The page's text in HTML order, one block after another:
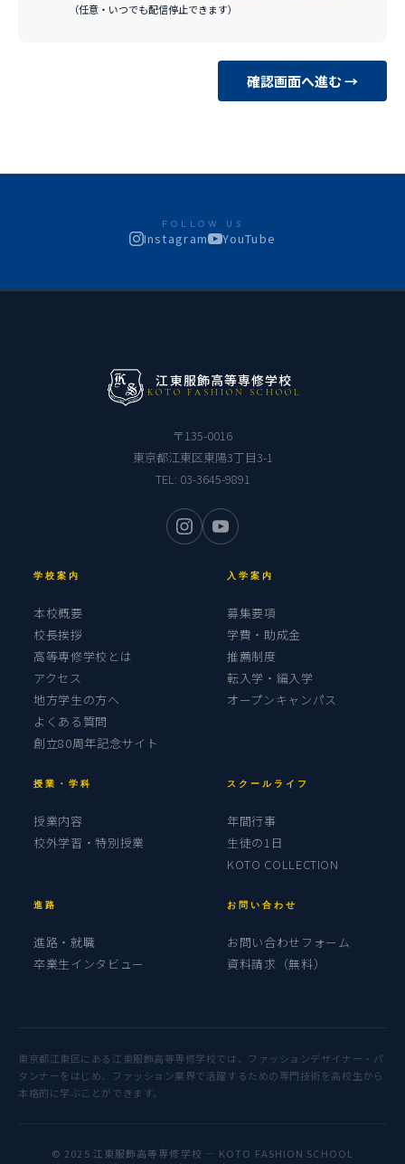
（任意・いつでも配信停止できます）
確認画面へ進む →
FOLLOW US
Instagram YouTube
江東服飾高等専修学校
KOTO FASHION SCHOOL
〒135-0016
東京都江東区東陽3丁目3-1
TEL: 03-3645-9891
学校案内
本校概要
校長挨拶
高等専修学校とは
アクセス
地方学生の方へ
よくある質問
創立80周年記念サイト
入学案内
募集要項
学費・助成金
推薦制度
転入学・編入学
オープンキャンパス
授業・学科
授業内容
校外学習・特別授業
スクールライフ
年間行事
生徒の1日
KOTO COLLECTION
進路
進路・就職
卒業生インタビュー
お問い合わせ
お問い合わせフォーム
資料請求（無料）
東京都江東区にある江東服飾高等専修学校では、ファッションデザイナー・パ
タンナーをはじめ、ファッション業界で活躍するための専門技術を高校生から
本格的に学ぶことができます。
© 2025 江東服飾高等専修学校 — KOTO FASHION SCHOOL